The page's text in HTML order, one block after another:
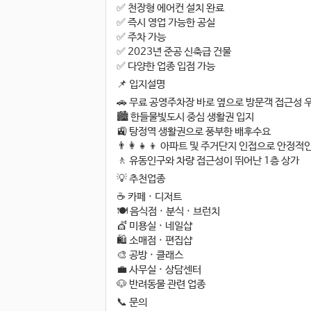
✅ 천장형 에어컨 설치 완료
✅ 즉시 영업 가능한 공실
✅ 주차 가능
✅ 2023년 준공 신축급 건물
✅ 다양한 업종 입점 가능
📌 입지설명
🚗 무료 공영주차장 바로 옆으로 방문객 접근성
🏙️ 한들물빛도시 중심 생활권 입지
🚉 탕정역 생활권으로 풍부한 배후수요
👨‍👩‍👧‍👦 아파트 및 주거단지 인접으로 안정적
🚶 유동인구와 차량 접근성이 뛰어난 1층 상가
💡 추천업종
☕ 카페 · 디저트
🍽️ 음식점 · 분식 · 브런치
💇 미용실 · 네일샵
🛍️ 소매점 · 편집샵
🎨 공방 · 클래스
💼 사무실 · 상담센터
🐶 반려동물 관련 업종
📞 문의